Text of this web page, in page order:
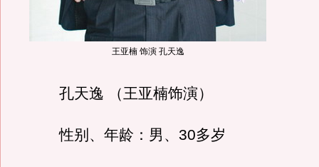
王亚楠 饰演 孔天逸
孔天逸 （王亚楠饰演）
性别、年龄：男、30多岁